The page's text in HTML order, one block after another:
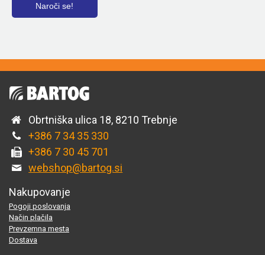
Obrtniška ulica 18, 8210 Trebnje
+386 7 34 35 330
+386 7 30 45 701
webshop@bartog.si
Nakupovanje
Pogoji poslovanja
Način plačila
Prevzemna mesta
Dostava